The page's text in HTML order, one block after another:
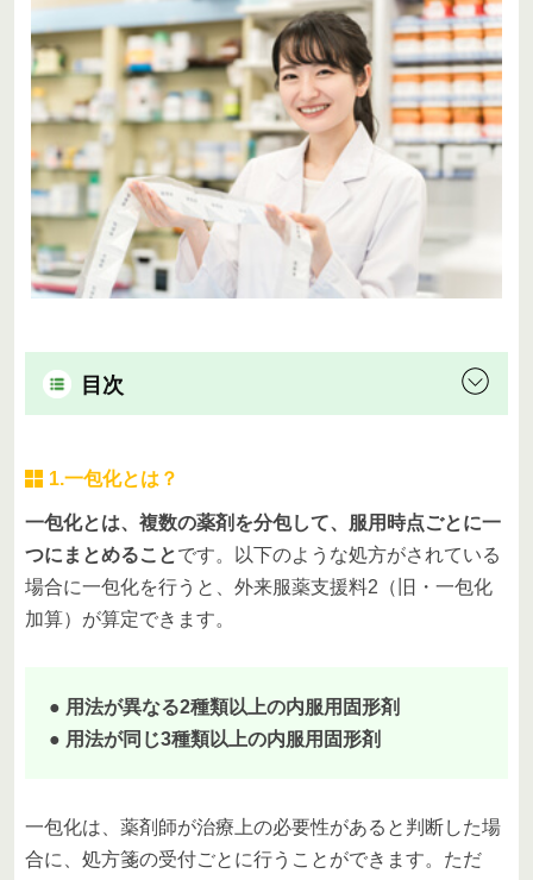
目次
1.一包化とは？
一包化とは、複数の薬剤を分包して、服用時点ごとに一
つにまとめることです。以下のような処方がされている
場合に一包化を行うと、外来服薬支援料2（旧・一包化
加算）が算定できます。
● 用法が異なる2種類以上の内服用固形剤
● 用法が同じ3種類以上の内服用固形剤
一包化は、薬剤師が治療上の必要性があると判断した場
合に、処方箋の受付ごとに行うことができます。ただ